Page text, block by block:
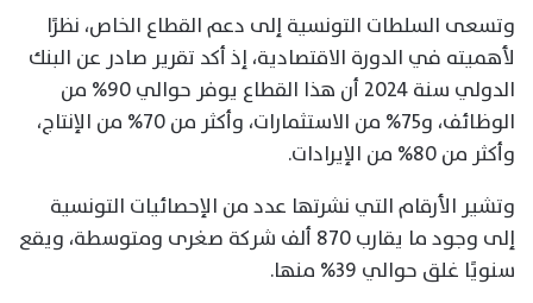
وتسعى السلطات التونسية إلى دعم القطاع الخاص، نظرًا
لأهميته في الدورة الاقتصادية، إذ أكد تقرير صادر عن البنك
الدولي سنة 2024 أن هذا القطاع يوفر حوالي 90% من
الوظائف، و75% من الاستثمارات، وأكثر من 70% من الإنتاج،
وأكثر من 80% من الإيرادات.
وتشير الأرقام التي نشرتها عدد من الإحصائيات التونسية
إلى وجود ما يقارب 870 ألف شركة صغرى ومتوسطة، ويقع
سنويًا غلق حوالي 39% منها.